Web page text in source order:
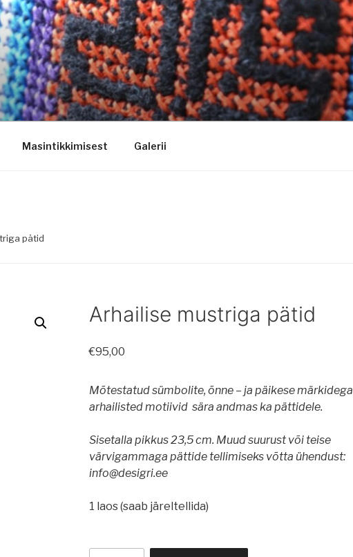
kodukoha pusad, personaliseeritud kingitused
Masintikkimisest Galerii
pätid
Arhailise mustriga pätid
€95,00
Mõtestatud sümbolite, õnne – ja päikese märkidega
arhailisted motiivid sära andmas ka pättidele.
Sisetalla pikkus 23,5 cm. Muudsuurust või teise
värvigammaga pättide tellimiseks võtta ühendust:
info@desigri.ee
1 laos (saab järeltellida)